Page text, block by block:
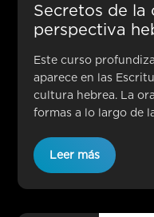
Secretos de la
perspectiva
Este curso
aparece en las
cultura hebrea. La
formas a lo largo de
Leer más